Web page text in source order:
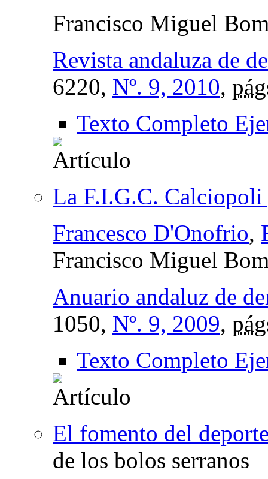
Francisco Miguel
Revista andaluza de
6220, Nº. 9, 2010,
Texto Completo
La F.I.G.C.
Francesco D'Onofrio,
Francisco Miguel
Anuario andaluz de
1050, Nº. 9, 2009,
Texto Completo
El fomento del
de los bolos serranos